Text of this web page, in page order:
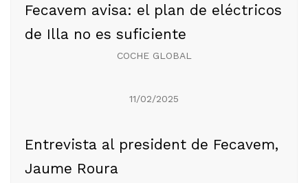
Fecavem avisa: el plan de eléctricos
de Illa no es suficiente
COCHE GLOBAL
11/02/2025
Entrevista al president de Fecavem,
Jaume Roura